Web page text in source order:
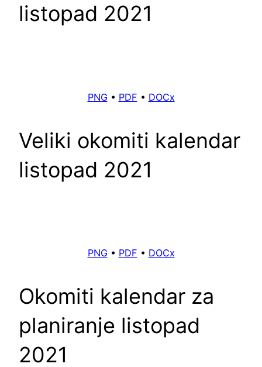
listopad 2021
PNG • PDF • DOCx
Veliki okomiti kalendar
listopad 2021
PNG • PDF • DOCx
Okomiti kalendar za
planiranje listopad
2021